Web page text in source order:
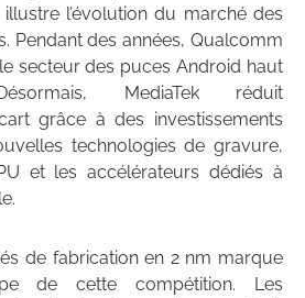
l’évolution du marché des
Pendant des années, Qualcomm
secteur des puces Android haut
MediaTek réduit
grâce à des investissements
technologies de gravure,
et les accélérateurs dédiés à
de fabrication en 2 nm marque
de cette compétition. Les